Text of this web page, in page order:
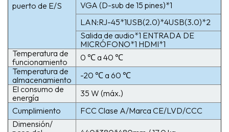
puerto de E/S
VGA (D-sub de 15 pines)*1
LAN:RJ-45*1USB(2.0)*4USB(3.0)*2
Salida de audio*1 ENTRADA DE
MICRÓFONO*1 HDMI*1
Temperatura de
funcionamiento
0 ℃ a 40 ℃
Temperatura de
almacenamiento
-20 ℃ a 60 ℃
El consumo de
energía
35 W (máx.)
Cumplimiento
FCC Clase A/Marca CE/LVD/CCC
Dimensión/